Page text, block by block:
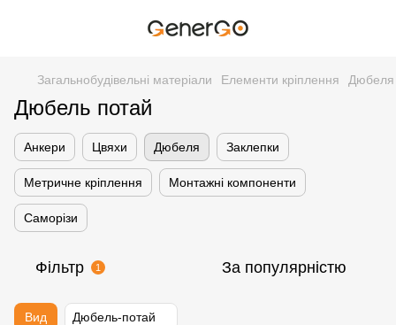
Загальнобудівельні матеріали Елементи кріплення Дюбеля
Дюбель потай
Анкери Цвяхи Дюбеля Заклепки
Метричне кріплення Монтажні компоненти
Саморізи
Фільтр 1 За популярністю
Вид Дюбель-потай